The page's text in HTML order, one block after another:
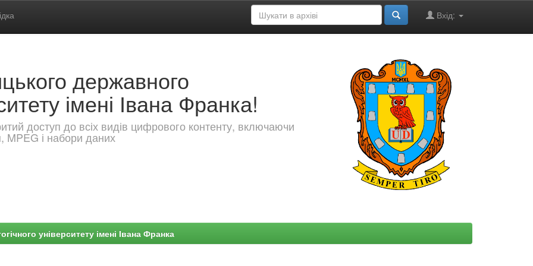
Вхід:
державного
імені Івана Франка!
доступ до всіх видів цифрового контенту, включаючи
MPEG і набори даних
університету імені Івана Франка